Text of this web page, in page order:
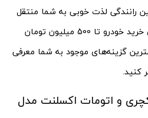
رانندگی لذت خوبی به شما منتقل
می‌کند. در مجموع در راهنمای خرید خودرو تا 500 میلیون تومان
از بهترین گزینه‌های موجود به شما معرفی
کنید.
لاکچری و اتومات اکسلنت مدل